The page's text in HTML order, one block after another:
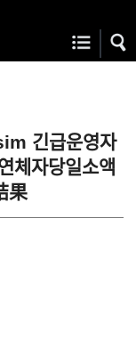
긴급운영자
체자당일소액
果